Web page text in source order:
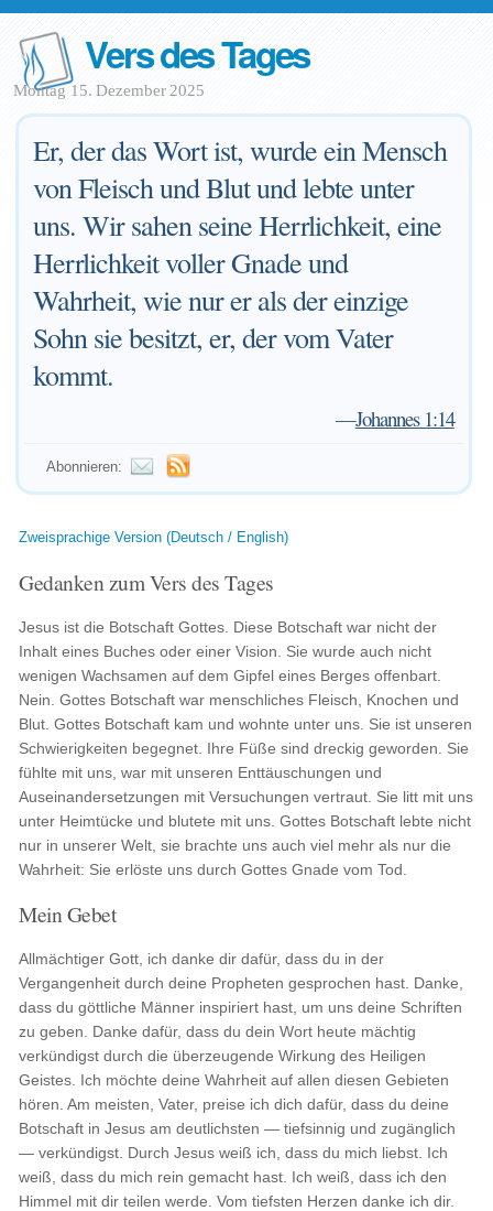
Vers des Tages
Montag 15. Dezember 2025
Er, der das Wort ist, wurde ein Mensch
von Fleisch und Blut und lebte unter
uns. Wir sahen seine Herrlichkeit, eine
Herrlichkeit voller Gnade und
Wahrheit, wie nur er als der einzige
Sohn sie besitzt, er, der vom Vater
kommt.
—Johannes 1:14
Abonnieren:
Zweisprachige Version (Deutsch / English)
Gedanken zum Vers des Tages
Jesus ist die Botschaft Gottes. Diese Botschaft war nicht der
Inhalt eines Buches oder einer Vision. Sie wurde auch nicht
wenigen Wachsamen auf dem Gipfel eines Berges offenbart.
Nein. Gottes Botschaft war menschliches Fleisch, Knochen und
Blut. Gottes Botschaft kam und wohnte unter uns. Sie ist unseren
Schwierigkeiten begegnet. Ihre Füße sind dreckig geworden. Sie
fühlte mit uns, war mit unseren Enttäuschungen und
Auseinandersetzungen mit Versuchungen vertraut. Sie litt mit uns
unter Heimtücke und blutete mit uns. Gottes Botschaft lebte nicht
nur in unserer Welt, sie brachte uns auch viel mehr als nur die
Wahrheit: Sie erlöste uns durch Gottes Gnade vom Tod.
Mein Gebet
Allmächtiger Gott, ich danke dir dafür, dass du in der
Vergangenheit durch deine Propheten gesprochen hast. Danke,
dass du göttliche Männer inspiriert hast, um uns deine Schriften
zu geben. Danke dafür, dass du dein Wort heute mächtig
verkündigst durch die überzeugende Wirkung des Heiligen
Geistes. Ich möchte deine Wahrheit auf allen diesen Gebieten
hören. Am meisten, Vater, preise ich dich dafür, dass du deine
Botschaft in Jesus am deutlichsten — tiefsinnig und zugänglich
— verkündigst. Durch Jesus weiß ich, dass du mich liebst. Ich
weiß, dass du mich rein gemacht hast. Ich weiß, dass ich den
Himmel mit dir teilen werde. Vom tiefsten Herzen danke ich dir.